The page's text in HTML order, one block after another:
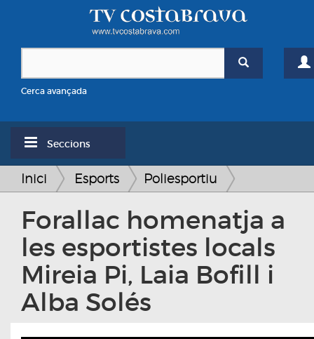
Cerca avançada
Seccions
Inici Esports Poliesportiu
Forallac homenatja a
les esportistes locals
Mireia Pi, Laia Bofill i
Alba Solés